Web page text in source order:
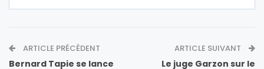
ARTICLE PRÉCÉDENT
Bernard Tapie se lance
ARTICLE SUIVANT
Le juge Garzon sur le